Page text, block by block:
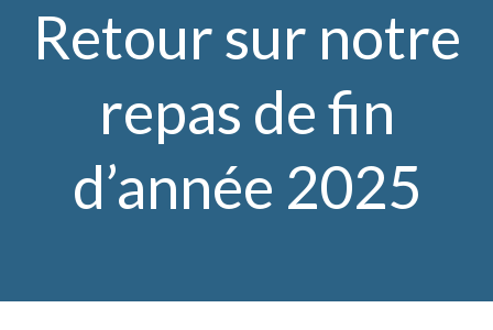
Retour sur notre
repas de fin
d’année 2025